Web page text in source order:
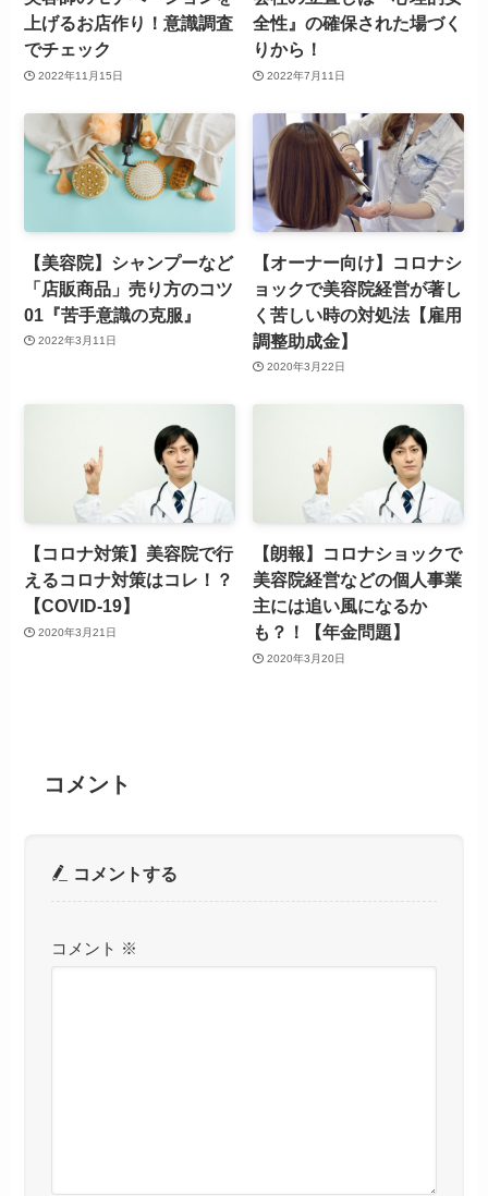
上げるお店作り！意識調査
でチェック
2022年11月15日
全性』の確保された場づく
りから！
2022年7月11日
【美容院】シャンプーなど
「店販商品」売り方のコツ
01『苦手意識の克服』
2022年3月11日
【オーナー向け】コロナシ
ョックで美容院経営が著し
く苦しい時の対処法【雇用
調整助成金】
2020年3月22日
【コロナ対策】美容院で行
えるコロナ対策はコレ！？
【COVID-19】
2020年3月21日
【朗報】コロナショックで
美容院経営などの個人事業
主には追い風になるか
も？！【年金問題】
2020年3月20日
コメント
コメントする
コメント ※